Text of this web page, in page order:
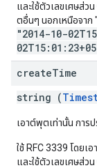
และใช้ตัวเลขเศษส่ว
ตอื่นๆ นอกเหนือจาก
"2014-10-
createTime
string (
เอาต์พุตเท่านั้น การ
ใช้ RFC 3339 โดยเ
และใช้ตัวเลขเศษส่ว